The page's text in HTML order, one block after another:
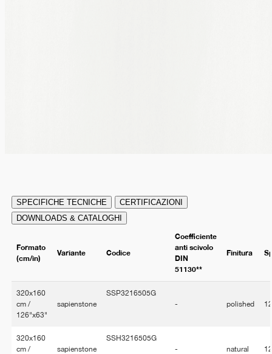
SPECIFICHE TECNICHE
CERTIFICAZIONI
DOWNLOADS & CATALOGHI
Formato
(cm/in)
Variante Codice
Coefficiente
anti scivolo
DIN
51130**
Finitura
320x160
cm /
126"x63"
sapienstone
SSP3216505G
-
polished
320x160
cm /
sapienstone
SSH3216505G
-
natural